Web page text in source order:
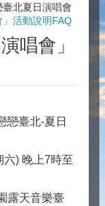
北夏日演唱會
活動說明FAQ
唱會」
戀臺北-夏日
) 晚上7時至
露天音樂臺